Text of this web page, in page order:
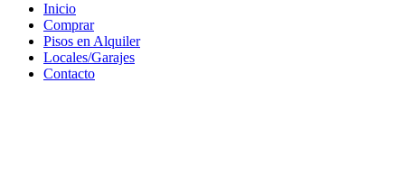
Inicio
Comprar
Pisos en Alquiler
Locales/Garajes
Contacto